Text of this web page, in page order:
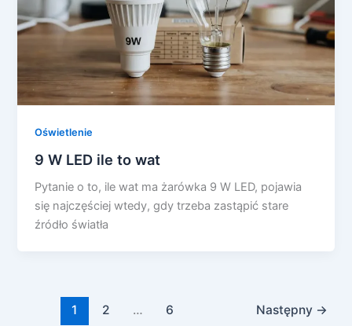
Oświetlenie
9 W LED ile to wat
Pytanie o to, ile wat ma żarówka 9 W LED, pojawia
się najczęściej wtedy, gdy trzeba zastąpić stare
źródło światła
1 2 … 6 Następny →